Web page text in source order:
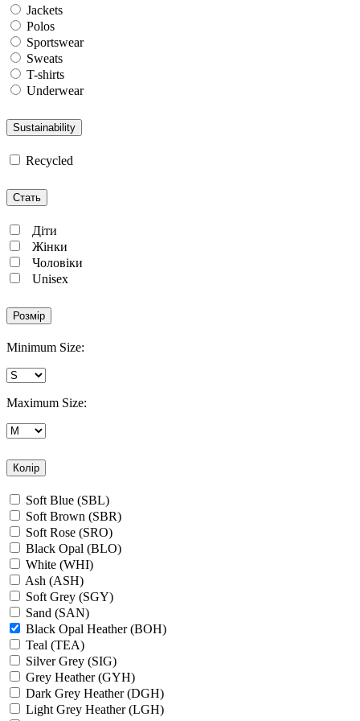
Jackets
Polos
Sportswear
Sweats
T-shirts
Underwear
Sustainability
Recycled
Стать
Діти
Жінки
Чоловіки
Unisex
Розмір
Minimum Size:
Maximum Size:
Колір
Soft Blue (SBL)
Soft Brown (SBR)
Soft Rose (SRO)
Black Opal (BLO)
White (WHI)
Ash (ASH)
Soft Grey (SGY)
Sand (SAN)
Black Opal Heather (BOH)
Teal (TEA)
Silver Grey (SIG)
Grey Heather (GYH)
Dark Grey Heather (DGH)
Light Grey Heather (LGH)